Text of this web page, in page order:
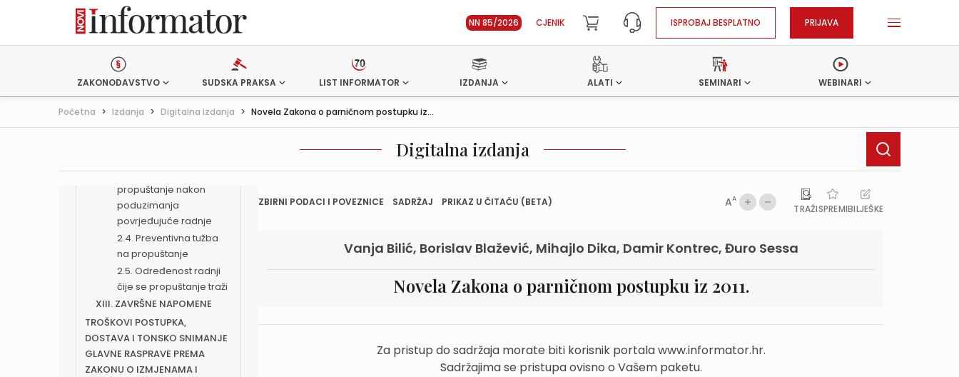
NN 85/2026 CJENIK ISPROBAJ BESPLATNO PRIJAVA
ZAKONODAVSTVO SUDSKA PRAKSA LIST INFORMATOR IZDANJA ALATI SEMINARI WEBINARI
Početna > Izdanja > Digitalna izdanja > Novela Zakona o parničnom postupku iz...
Digitalna izdanja
STVARIMA
XII. TUŽBE NA TRPLJENJE I
1. Tužbe na trpljenje
2. Tužbe na propuštanje
2.2. Tužba na
propuštanje u slučaju
2.3. Tužba na
propuštanje nakon
poduzimanja
povrjeđujuće radnje
2.4. Preventivna tužba
na propuštanje
2.5. Određenost radnji
čije se propuštanje traži
XIII. ZAVRŠNE NAPOMENE
TROŠKOVI POSTUPKA,
DOSTAVA I TONSKO SNIMANJE
GLAVNE RASPRAVE PREMA
ZAKONU O IZMJENAMA I
ZBIRNI PODACI I POVEZNICE SADRŽAJ PRIKAZ U ČITAČU (BETA) AA
TRAŽISPREMIBILJEŠKE
Vanja Bilić, Borislav Blažević, Mihajlo Dika, Damir Kontrec, Đuro Sessa
Novela Zakona o parničnom postupku iz 2011.
Za pristup do sadržaja morate biti korisnik portala www.informator.hr.
Sadržajima se pristupa ovisno o Vašem paketu.